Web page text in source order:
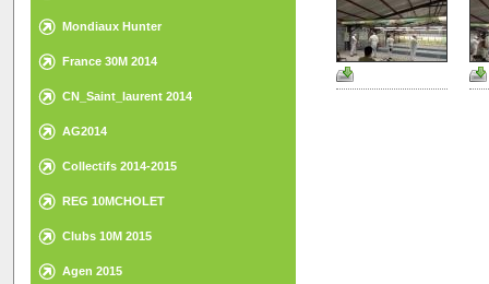
Mondiaux Hunter
France 30M 2014
CN_Saint_laurent 2014
AG2014
Collectifs 2014-2015
REG 10MCHOLET
Clubs 10M 2015
Agen 2015